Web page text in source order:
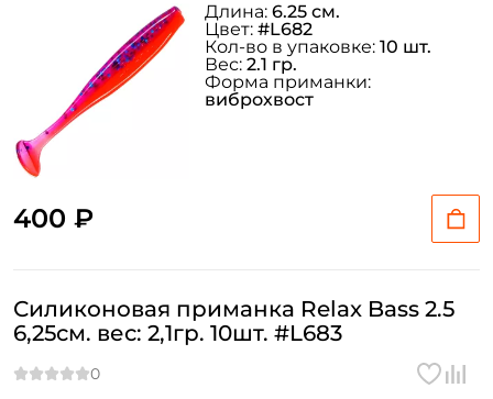
400 ₽
Длина: 6.25 см.
Цвет: #L682
Кол-во в упаковке: 10 шт.
Вес: 2.1 гр.
Форма приманки:
виброхвост
Силиконовая приманка Relax Bass 2.5
6,25см. вес: 2,1гр. 10шт. #L683